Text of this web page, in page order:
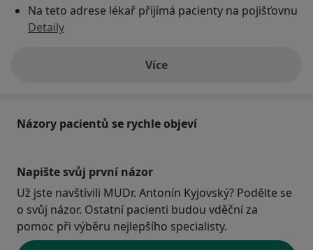
Na teto adrese lékař přijímá pacienty na pojišťovnu
Detaily
Víceo adrese
Názory pacientů se rychle objeví
Napište svůj první názor
Už jste navštívili MUDr. Antonín Kyjovský? Podělte se
o svůj názor. Ostatní pacienti budou vděční za
pomoc při výběru nejlepšího specialisty.